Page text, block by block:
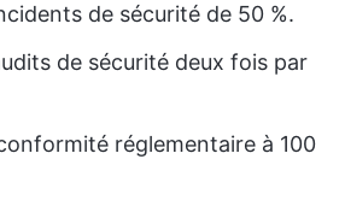
de sécurité de 50 %.
de sécurité deux fois par
réglementaire à 100